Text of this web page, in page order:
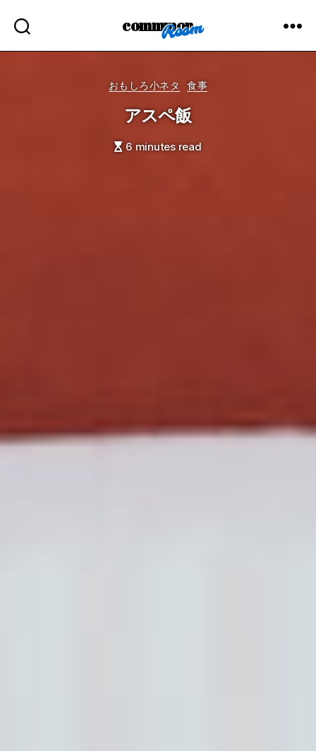
commmon
Categories
おもしろ小ネタ 食事
アスペ飯
6 minutes read